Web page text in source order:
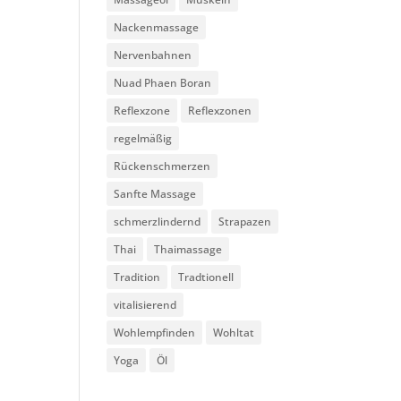
Nackenmassage
Nervenbahnen
Nuad Phaen Boran
Reflexzone
Reflexzonen
regelmäßig
Rückenschmerzen
Sanfte Massage
schmerzlindernd
Strapazen
Thai
Thaimassage
Tradition
Tradtionell
vitalisierend
Wohlempfinden
Wohltat
Yoga
Öl